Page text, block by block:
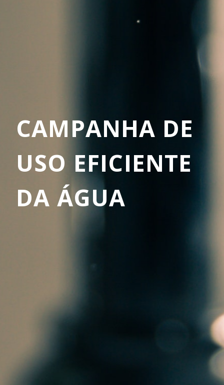
CAMPANHA DE
USO EFICIENTE
DA ÁGUA